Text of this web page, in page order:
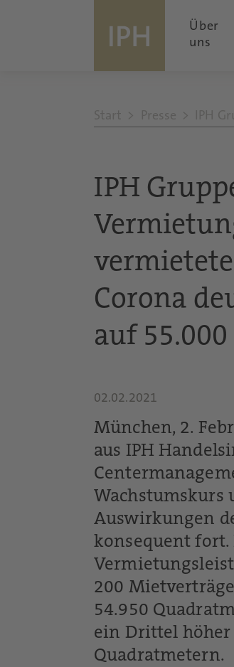
Über
uns
Start Presse IPH
IPH
Corona
auf 55.000
02.02.2021
München, 2.
aus IPH
Wachstumskurs
Auswirkungen
konsequent
200
54.950
ein Drittel höher
Quadratmetern.